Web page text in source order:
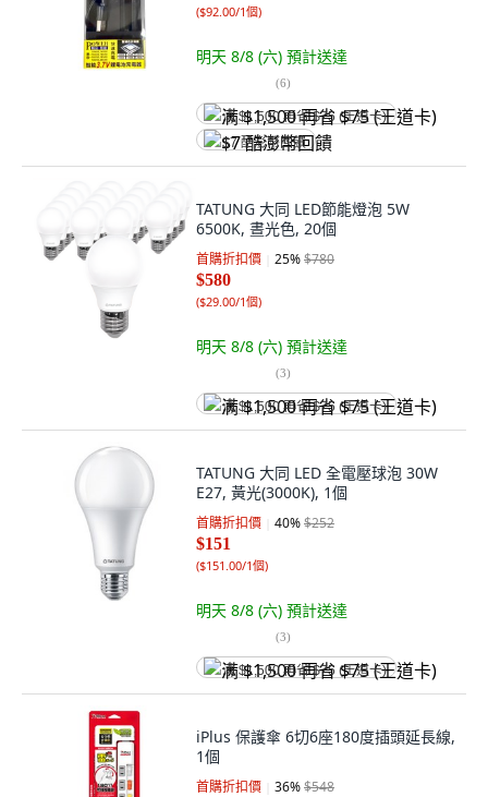
($92.00/1個)
明天 8/8 (六) 預計送達
(6)
满 $1,500 再省 $75 (王道卡)
$7 酷澎幣回饋
TATUNG 大同 LED節能燈泡 5W
6500K, 晝光色, 20個
首購折扣價 25%$780
$580
($29.00/1個)
明天 8/8 (六) 預計送達
(3)
满 $1,500 再省 $75 (王道卡)
TATUNG 大同 LED 全電壓球泡 30W
E27, 黃光(3000K), 1個
首購折扣價 40%$252
$151
($151.00/1個)
明天 8/8 (六) 預計送達
(3)
满 $1,500 再省 $75 (王道卡)
iPlus 保護傘 6切6座180度插頭延長線,
1個
首購折扣價 36%$548